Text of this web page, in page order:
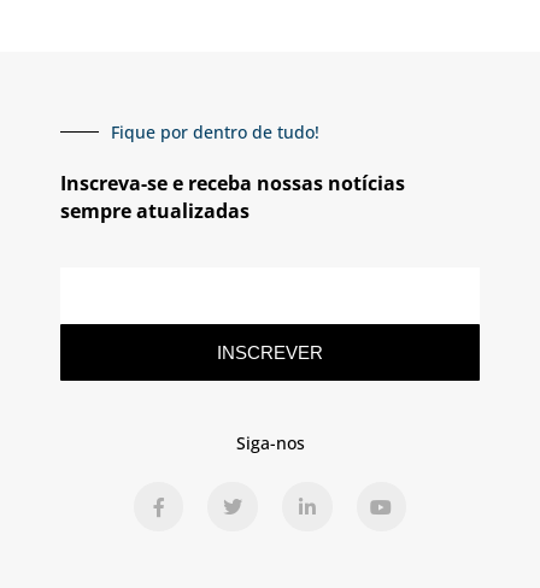
Fique por dentro de tudo!
Inscreva-se e receba nossas notícias
sempre atualizadas
INSCREVER
Siga-nos